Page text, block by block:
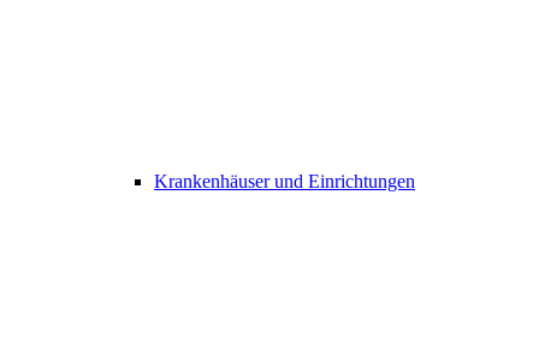
Krankenhäuser und Einrichtungen